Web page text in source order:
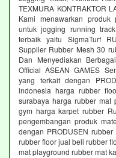
TEXMURA KONTRAKTOR
Kami menawarkan produk
untuk jogging running
terbaik yaitu SigmaTurf
Supplier Rubber Mesh 30
Dan Menyediakan
Official ASEAN GAMES
yang terkait dengan
indonesia harga rubber
surabaya harga rubber mat
gym harga karpet rubber
pengembangan produk
dengan PRODUSEN
rubber floor jual beli rubber
mat playground rubber mat